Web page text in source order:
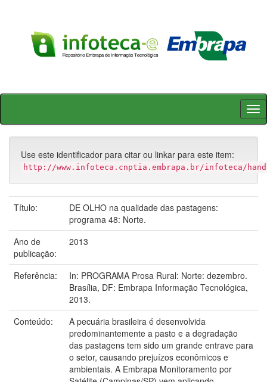
Skip
Use este identificador para citar ou linkar para este item:
http://www.infoteca.cnptia.embrapa.br/infoteca/
Título:
DE OLHO na qualidade das pastagens:
programa 48: Norte.
Ano de
publicação:
2013
Referência:
In: PROGRAMA Prosa Rural: Norte: dezembro.
Brasília, DF: Embrapa Informação Tecnológica,
2013.
Conteúdo:
A pecuária brasileira é desenvolvida
predominantemente a pasto e a degradação
das pastagens tem sido um grande entrave para
o setor, causando prejuízos econômicos e
ambientais. A Embrapa Monitoramento por